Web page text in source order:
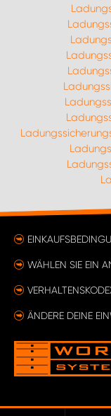
WÄHLEN SIE EIN
ÄNDERE DEINE